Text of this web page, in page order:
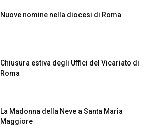
Nuove nomine nella diocesi di Roma
Chiusura estiva degli Uffici del Vicariato di
Roma
La Madonna della Neve a Santa Maria
Maggiore